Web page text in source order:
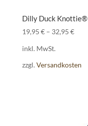
Dilly Duck Knottie®
19,95 €– 32,95 €
inkl. MwSt.
zzgl. Versandkosten